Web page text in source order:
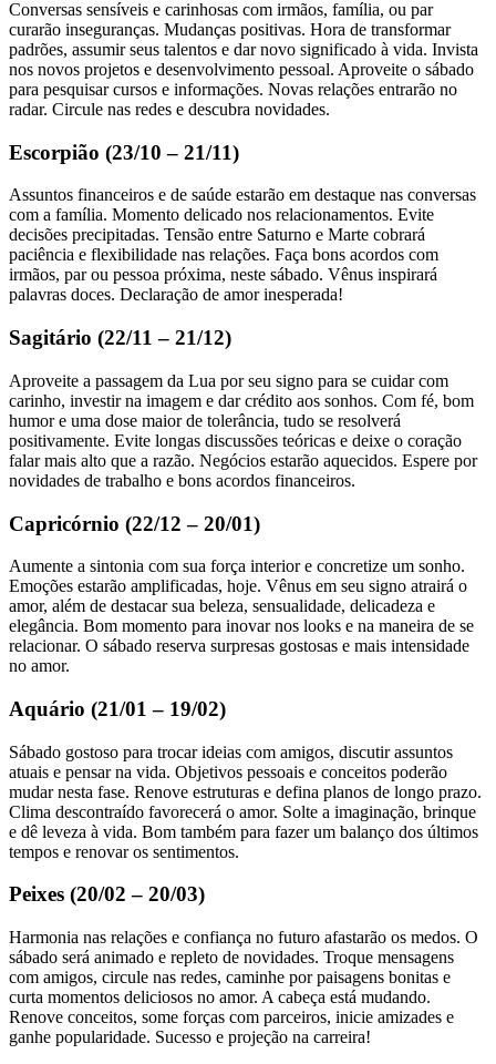
Conversas sensíveis e carinhosas com irmãos, família, ou par
curarão inseguranças. Mudanças positivas. Hora de transformar
padrões, assumir seus talentos e dar novo significado à vida. Invista
nos novos projetos e desenvolvimento pessoal. Aproveite o sábado
para pesquisar cursos e informações. Novas relações entrarão no
radar. Circule nas redes e descubra novidades.
Escorpião (23/10 – 21/11)
Assuntos financeiros e de saúde estarão em destaque nas conversas
com a família. Momento delicado nos relacionamentos. Evite
decisões precipitadas. Tensão entre Saturno e Marte cobrará
paciência e flexibilidade nas relações. Faça bons acordos com
irmãos, par ou pessoa próxima, neste sábado. Vênus inspirará
palavras doces. Declaração de amor inesperada!
Sagitário (22/11 – 21/12)
Aproveite a passagem da Lua por seu signo para se cuidar com
carinho, investir na imagem e dar crédito aos sonhos. Com fé, bom
humor e uma dose maior de tolerância, tudo se resolverá
positivamente. Evite longas discussões teóricas e deixe o coração
falar mais alto que a razão. Negócios estarão aquecidos. Espere por
novidades de trabalho e bons acordos financeiros.
Capricórnio (22/12 – 20/01)
Aumente a sintonia com sua força interior e concretize um sonho.
Emoções estarão amplificadas, hoje. Vênus em seu signo atrairá o
amor, além de destacar sua beleza, sensualidade, delicadeza e
elegância. Bom momento para inovar nos looks e na maneira de se
relacionar. O sábado reserva surpresas gostosas e mais intensidade
no amor.
Aquário (21/01 – 19/02)
Sábado gostoso para trocar ideias com amigos, discutir assuntos
atuais e pensar na vida. Objetivos pessoais e conceitos poderão
mudar nesta fase. Renove estruturas e defina planos de longo prazo.
Clima descontraído favorecerá o amor. Solte a imaginação, brinque
e dê leveza à vida. Bom também para fazer um balanço dos últimos
tempos e renovar os sentimentos.
Peixes (20/02 – 20/03)
Harmonia nas relações e confiança no futuro afastarão os medos. O
sábado será animado e repleto de novidades. Troque mensagens
com amigos, circule nas redes, caminhe por paisagens bonitas e
curta momentos deliciosos no amor. A cabeça está mudando.
Renove conceitos, some forças com parceiros, inicie amizades e
ganhe popularidade. Sucesso e projeção na carreira!